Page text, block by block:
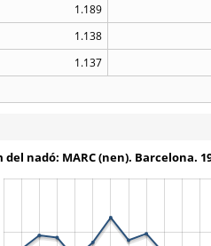
1.189
1.138
1.137